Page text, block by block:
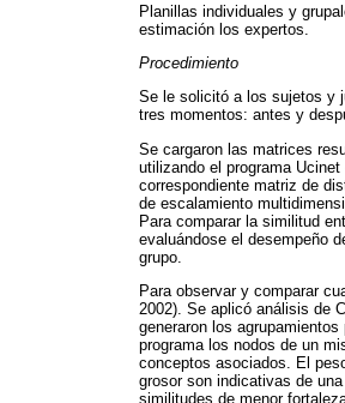
Planillas individuales y
estimación los expertos.
Procedimiento
Se le solicitó a los sujetos y
tres momentos: antes y
Se cargaron las matrices
utilizando el programa
correspondiente matriz de
de escalamiento
Para comparar la similitud
evaluándose el desempeño
grupo.
Para observar y comparar
2002). Se aplicó análisis de
generaron los
programa los nodos de un
conceptos asociados. El
grosor son indicativas de
similitudes de menor